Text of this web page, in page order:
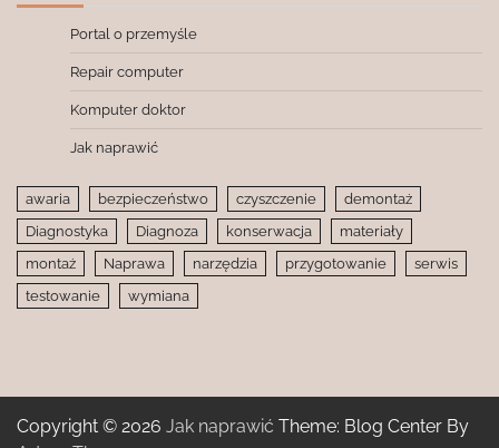
Portal o przemyśle
Repair computer
Komputer doktor
Jak naprawić
awaria bezpieczeństwo czyszczenie
demontaż
Diagnostyka
Diagnoza konserwacja
materiały
montaż
Naprawa narzędzia przygotowanie
serwis
testowanie
wymiana
Copyright © 2026 Jak naprawić Theme: Blog Center By